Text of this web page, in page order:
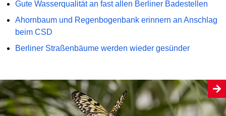
Gute Wasserqualität an fast allen Berliner Badestellen
Ahornbaum und Regenbogenbank erinnern an Anschlag
beim CSD
Berliner Straßenbäume werden wieder gesünder